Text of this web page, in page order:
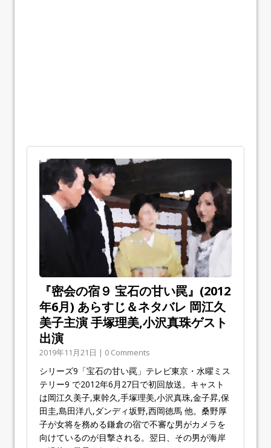
『密会の宿９ 宝石の甘い罠』(2012
年6月) あらすじ＆ネタバレ 岡江久
美子主演 手塚理美,小沢真珠ゲスト
出演
2019年11月21日 | 0 Comments
シリーズ9「宝石の甘い罠」テレビ東京・水曜ミス
テリー9 で2012年6月27日で初回放送。キャスト
は岡江久美子,東幹久,手塚理美,小沢真珠,金子昇,保
田圭,島田洋八,ダンディ坂野,西岡徳馬 他。桑野厚
子が女将を務める鎌倉の宿で不審な男がカメラを
向けているのが目撃される。翌日、その男が海岸